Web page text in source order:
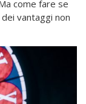
come fare se
vantaggi non